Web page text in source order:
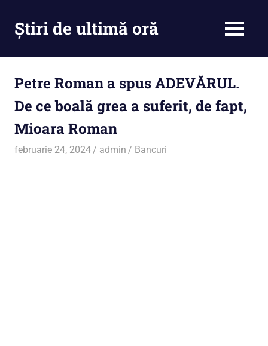
contentȘtiri de ultimă oră
la
curent
MENU
Petre Roman a spus ADEVĂRUL.
De ce boală grea a suferit, de fapt,
Mioara Roman
februarie 24, 2024 admin Bancuri